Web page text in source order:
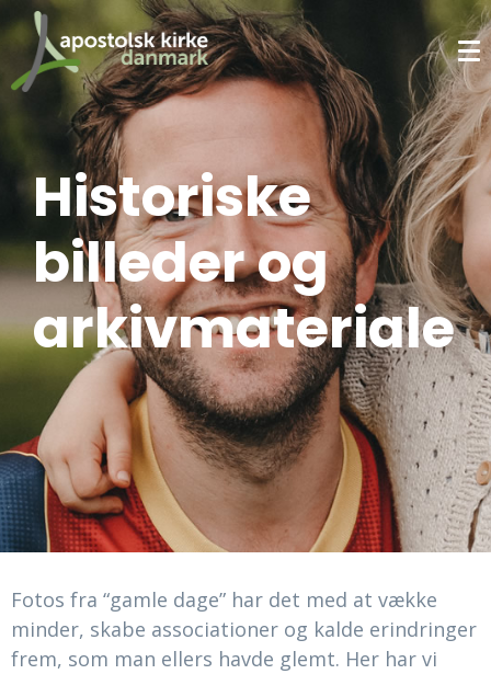
Historiske
billeder og
arkivmateriale
Fotos fra “gamle dage” har det med at vække
minder, skabe associationer og kalde erindringer
frem, som man ellers havde glemt. Her har vi